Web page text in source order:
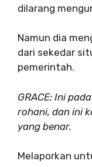
dilarang
Namun dia
dari sekedar
pemerintah.
GRACE: Ini
rohani, dan ini
yang benar.
Melaporkan